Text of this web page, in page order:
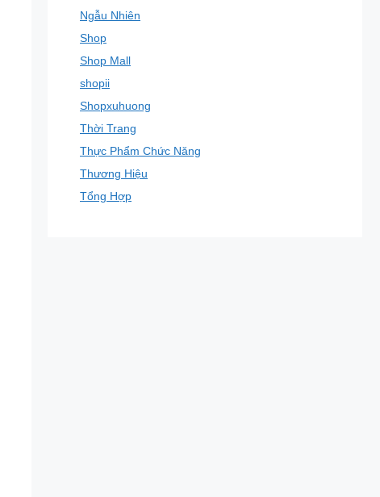
Ngẫu Nhiên
Shop
Shop Mall
shopii
Shopxuhuong
Thời Trang
Thực Phẩm Chức Năng
Thương Hiệu
Tổng Hợp